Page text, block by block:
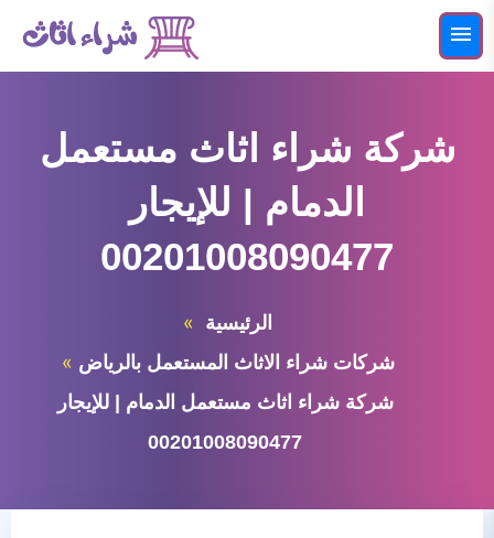
التجاوز
إلى القائمة
شراء اثاث مستعمل بالرياض
شركة شراء اثاث مستعمل
الدمام | للإيجار
00201008090477
الرئيسية
شركات شراء الاثاث المستعمل بالرياض
شركة شراء اثاث مستعمل الدمام | للإيجار
00201008090477